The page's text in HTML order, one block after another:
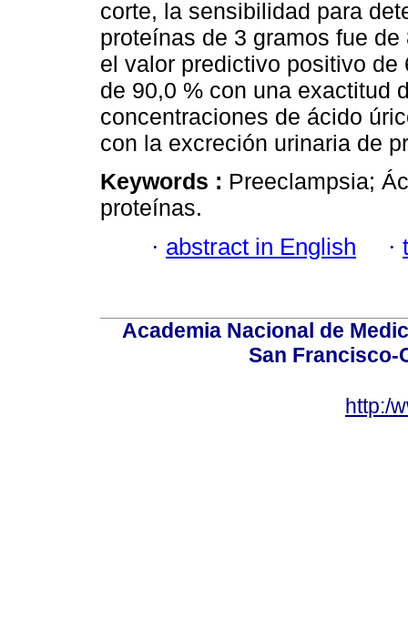
corte, la sensibilidad para
proteínas de 3 gramos fue
el valor predictivo positivo
de 90,0 % con una exactitud
concentraciones de ácido
con la excreción urinaria de
Keywords : Preeclampsia;
proteínas.
· abstract in English ·
Academia Nacional de
San Francisco-
http:/